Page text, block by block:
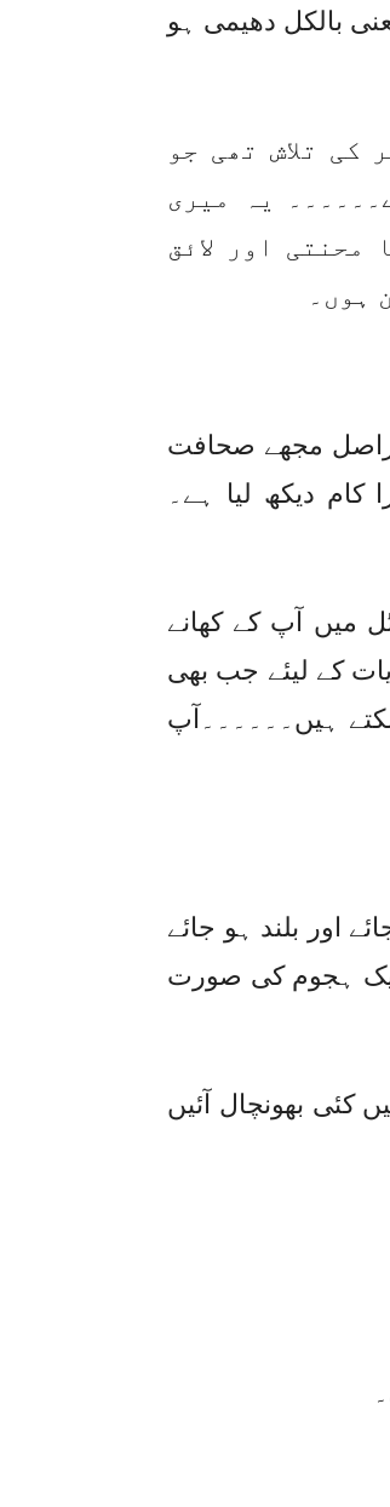
بالکل دھیمی ہو
کی تلاش تھی جو
یہ میری
اور لائق
ہوں۔
مجھے صحافت
دیکھ لیا ہے۔
میں آپ کے کھانے
کے لیئے جب بھی
ہیں۔۔۔۔۔۔آپ
اور بلند ہو جائے
ہجوم کی صورت
کئی بھونچال آئیں